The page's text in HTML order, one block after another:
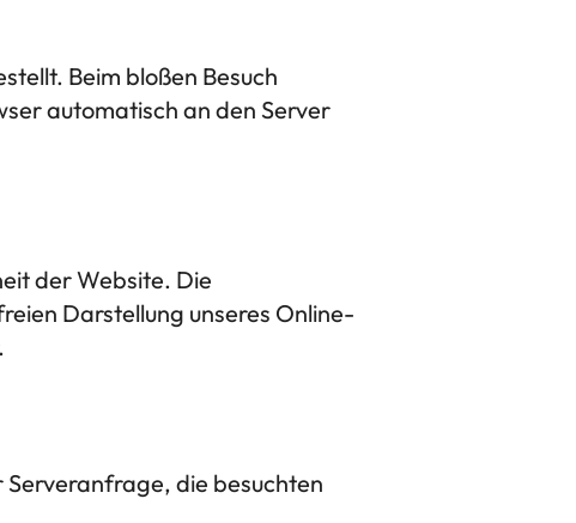
Beim bloßen Besuch
automatisch an den Server
der Website. Die
Darstellung unseres Online-
die besuchten